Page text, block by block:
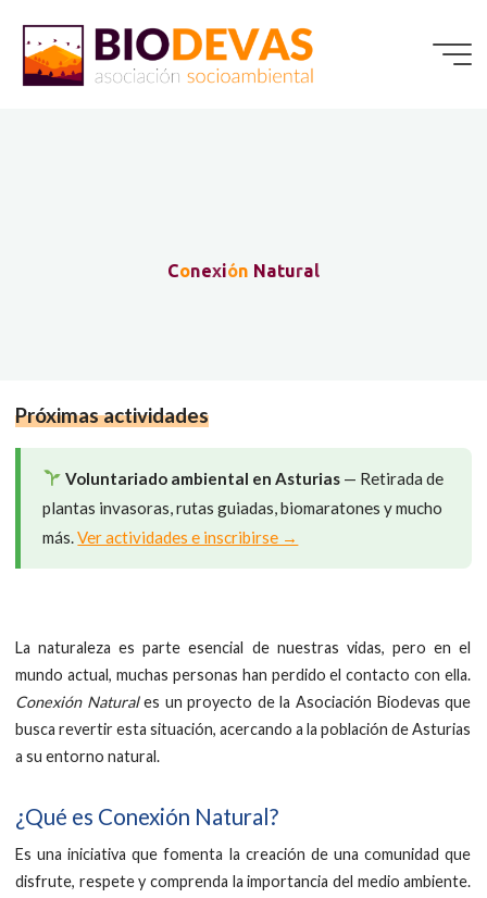
contenido
Conexión Natural
Próximas actividades
Voluntariado ambiental en Asturias— Retirada de
plantas invasoras, rutas guiadas, biomaratones y mucho
más.Ver actividades e inscribirse →
La naturaleza es parte esencial de nuestras vidas, pero en el
mundo actual, muchas personas han perdido el contacto con ella.
Conexión Naturales un proyecto de la Asociación Biodevas que
busca revertir esta situación, acercando a la población de Asturias
a su entorno natural.
¿Qué es Conexión Natural?
Es una iniciativa que fomenta la creación de una comunidad que
disfrute, respete y comprenda la importancia del medio ambiente.